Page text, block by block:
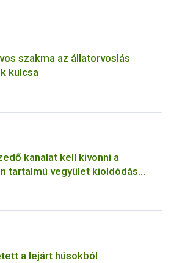
szakma az állatorvoslás
kulcsa
kanalat kell kivonni a
tartalmú vegyület kioldódás
a lejárt húsokból